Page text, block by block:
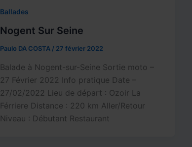
Ballades
Nogent Sur Seine
Paulo DA COSTA / 27 février 2022
Balade à Nogent-sur-Seine Sortie moto –
27 Février 2022 Info pratique Date –
27/02/2022 Lieu de départ : Ozoir La
Férriere Distance : 220 km Aller/Retour
Niveau : Débutant Restaurant